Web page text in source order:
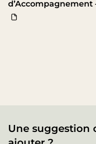
d’Accompagnement
Une suggestion